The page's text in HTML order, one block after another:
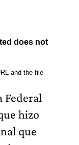
Federal
hizo
que